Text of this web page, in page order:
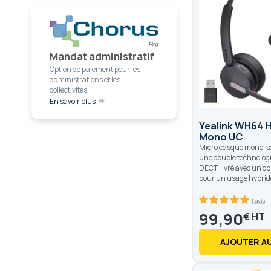
Yealink WH64
Mono UC
Micro casque mono,
une double
DECT, livré avec un
pour un usage
1 avis
99,90€
AJOUTER
Mandat administratif
Option de paiement pour les
administrations et les
collectivités
En savoir plus